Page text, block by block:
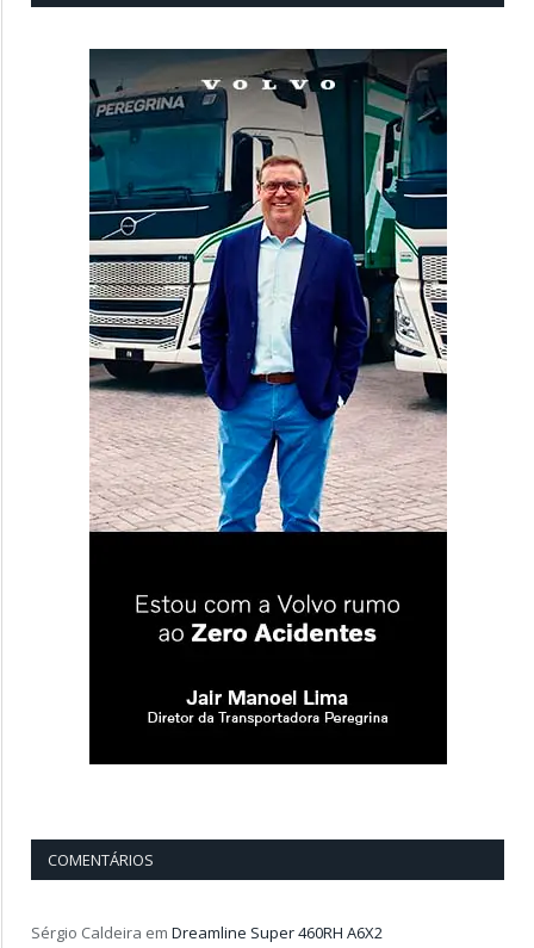
COMENTÁRIOS
Sérgio Caldeira em Dreamline Super 460RH A6X2